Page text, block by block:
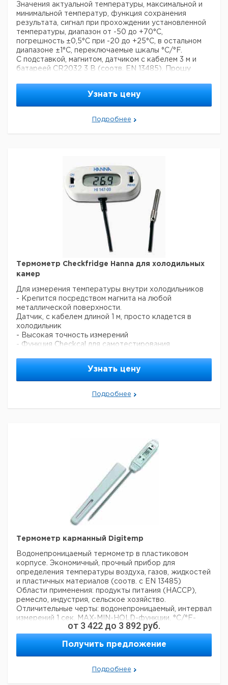
Значения актуальной температуры, максимальной и
минимальной температур, функция сохранения
результата, сигнал при прохождении установленной
температуры, диапазон от -50 до +70°C,
погрешность ±0,5°C при -20 до +25°C, в остальном
диапазоне ±1°C, переключаемые шкалы °C/°F.
С подставкой, магнитом, датчиком с кабелем 3 м и
батареей CR2032 3 В (соотв. EN 13485).
Прошу
нашей компании составляет 300 евро с ндс.
Узнать цену
Подробнее
Термометр Checkfridge Hanna для холодильных
камер
Для измерения температуры внутри холодильников
- Крепится посредством магнита на любой
металлической поверхности.
Датчик, с кабелем длиной 1 м, просто кладется в
холодильник
- Высокая точность измерений
- Функция Checkcal для самотестирования
Диапазон измерений: -50 до +150°C
Погрешность: ±0,3°C (-50°C до +90°C)
Датчик: 40 x 5 мм, с 1 м кабеля
минимальный заказ в нашей компании составляет 300
Узнать цену
Подробнее
Термометр карманный Digitemp
Водонепроницаемый термометр в пластиковом
корпусе. Экономичный, прочный прибор для
определения температуры воздуха, газов, жидкостей
и пластичных материалов (соотв. с EN 13485)
Области применения: продукты питания (HACCP),
ремесло, индустрия, сельское хозяйство.
Отличительные черты: водонепроницаемый, интервал
измерений 1 сек, MAX-MIN-HOLD-функции, °C/°F-
переключение.
Сенсор: NTC
Диапазон измерений: -40°C до +200°C
Разрешение: 0,1°C
Размеры: 150 x 20 x 16 мм (короткая версия)
от 3 422 до 3 892 руб.
Получить предложение
Подробнее